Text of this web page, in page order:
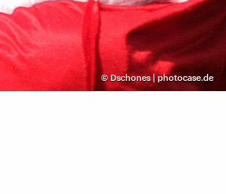
©Dschones | photocase.de